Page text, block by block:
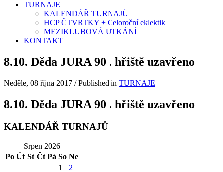
TURNAJE
KALENDÁŘ TURNAJŮ
HCP ČTVRTKY + Celoroční eklektik
MEZIKLUBOVÁ UTKÁNÍ
KONTAKT
8.10. Děda JURA 90 . hřiště uzavřeno
Neděle, 08 října 2017 /Published in TURNAJE
8.10. Děda JURA 90 . hřiště uzavřeno
KALENDÁŘ TURNAJŮ
Srpen 2026
Po Út St Čt Pá So Ne
1
2